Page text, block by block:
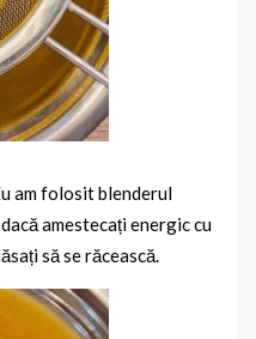
am folosit blenderul
amestecați energic cu
să se răcească.